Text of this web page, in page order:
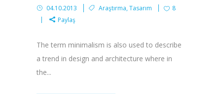
04.10.2013 Araştırma,Tasarım
8
Paylaş
The term minimalism is also used to describe
a trend in design and architecture where in
the...